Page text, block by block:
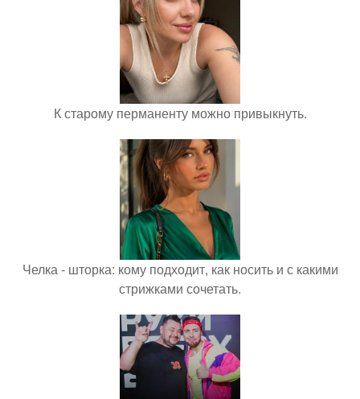
К старому перманенту можно привыкнуть.
Челка - шторка: кому подходит, как носить и с какими
стрижками сочетать.